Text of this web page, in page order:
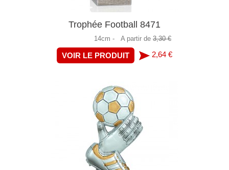
Trophée Football 8471
14cm - A partir de 3,30 €
VOIR LE PRODUIT 2,64 €